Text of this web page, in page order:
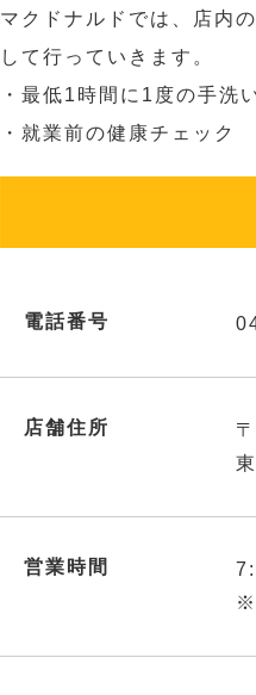
マクドナルドでは、店内
して行っていきます。
・最低1時間に1度の手洗
・就業前の健康チェック
電話番号
店舗住所
営業時間
※